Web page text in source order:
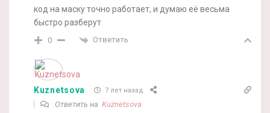
код на маску точно работает, и думаю её весьма
быстро разберут
0 Ответить
Kuznetsova 7 лет назад
Ответить на Kuznetsova